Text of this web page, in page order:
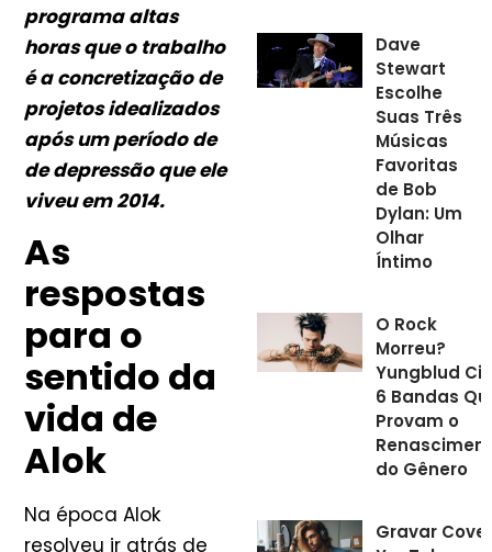
programa altas
horas que o trabalho
é a concretização de
projetos idealizados
após um período de
de depressão que ele
viveu em 2014.
As
respostas
para o
sentido da
vida de
Alok
Na época Alok
resolveu ir atrás de
Dave
Stewart
Escolhe
Suas Três
Músicas
Favoritas
de Bob
Dylan: Um
Olhar
Íntimo
O Rock
Morreu?
Yungblud
6 Bandas
Provam o
do Gênero
Gravar